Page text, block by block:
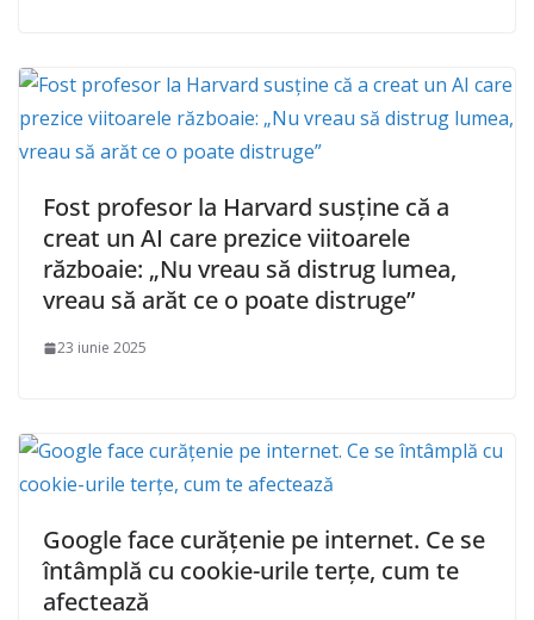
Fost profesor la Harvard susține că a
creat un AI care prezice viitoarele
războaie: „Nu vreau să distrug lumea,
vreau să arăt ce o poate distruge”
23 iunie 2025
Google face curățenie pe internet. Ce se
întâmplă cu cookie-urile terțe, cum te
afectează